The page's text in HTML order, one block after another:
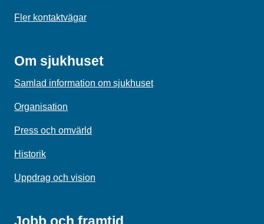
Fler kontaktvägar
Om sjukhuset
Samlad information om sjukhuset
Organisation
Press och omvärld
Historik
Uppdrag och vision